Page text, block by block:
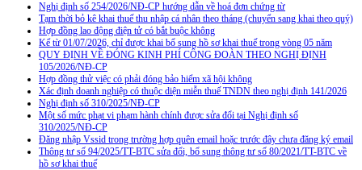
Nghị định số 254/2026/NĐ-CP hướng dẫn về hoá đơn chứng từ
Tạm thời bỏ kê khai thuế thu nhập cá nhân theo tháng (chuyển sang khai theo quý)
Hợp đồng lao động điện tử có bắt buộc không
Kể từ 01/07/2026, chỉ được khai bổ sung hồ sơ khai thuế trong vòng 05 năm
QUY ĐỊNH VỀ ĐÓNG KINH PHÍ CÔNG ĐOÀN THEO NGHỊ ĐỊNH
105/2026/NĐ-CP
Hợp đồng thử việc có phải đóng bảo hiểm xã hội không
Xác định doanh nghiệp có thuộc diện miễn thuế TNDN theo nghị định 141/2026
Nghị định số 310/2025/NĐ-CP
Một số mức phạt vi phạm hành chính được sửa đổi tại Nghị định số
310/2025/NĐ-CP
Đăng nhập Vssid trong trường hợp quên email hoặc trước đây chưa đăng ký email
Thông tư số 94/2025/TT-BTC sửa đổi, bổ sung thông tư số 80/2021/TT-BTC về
hồ sơ khai thuế